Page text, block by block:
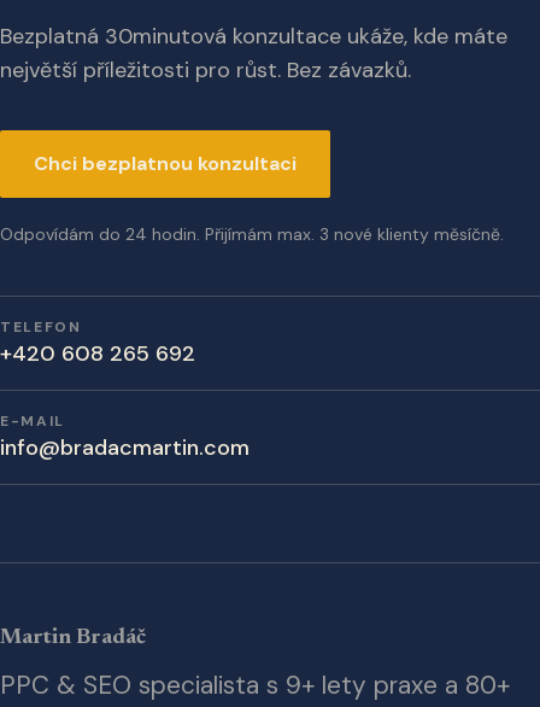
Bezplatná 30minutová konzultace ukáže, kde máte
největší příležitosti pro růst. Bez závazků.
Chci bezplatnou konzultaci
Odpovídám do 24 hodin. Přijímám max. 3 nové klienty měsíčně.
TELEFON
+420 608 265 692
E-MAIL
info@bradacmartin.com
Martin Bradáč
PPC & SEO specialista s 9+ lety praxe a 80+